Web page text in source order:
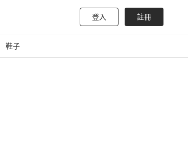
登入 註冊
鞋子